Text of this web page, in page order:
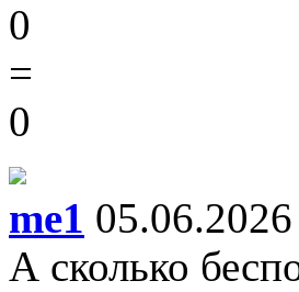
0
=
0
me1
А сколько